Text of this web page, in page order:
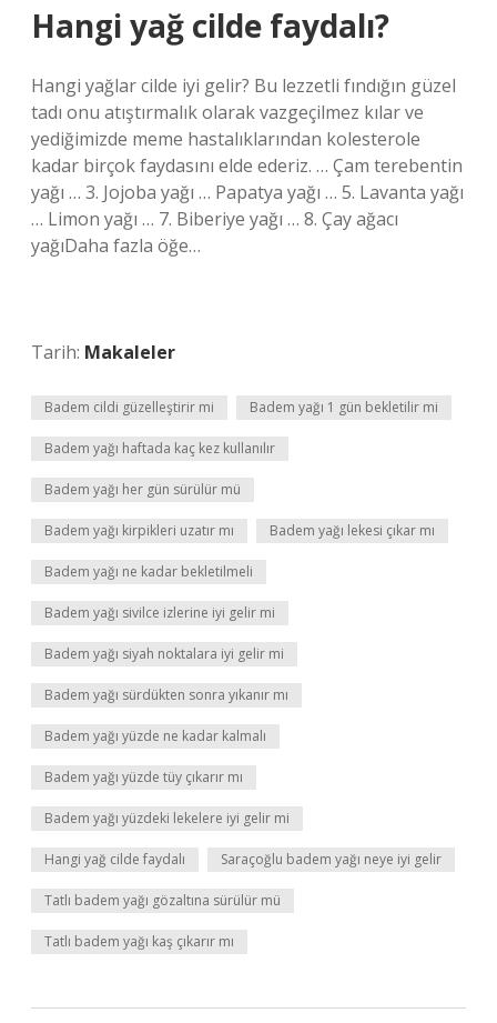
Hangi yağ cilde faydalı?
Hangi yağlar cilde iyi gelir? Bu lezzetli fındığın güzel
tadı onu atıştırmalık olarak vazgeçilmez kılar ve
yediğimizde meme hastalıklarından kolesterole
kadar birçok faydasını elde ederiz. … Çam terebentin
yağı … 3. Jojoba yağı … Papatya yağı … 5. Lavanta yağı
… Limon yağı … 7. Biberiye yağı … 8. Çay ağacı
yağıDaha fazla öğe…
Tarih: Makaleler
Badem cildi güzelleştirir mi Badem yağı 1 gün bekletilir mi
Badem yağı haftada kaç kez kullanılır
Badem yağı her gün sürülür mü
Badem yağı kirpikleri uzatır mı Badem yağı lekesi çıkar mı
Badem yağı ne kadar bekletilmeli
Badem yağı sivilce izlerine iyi gelir mi
Badem yağı siyah noktalara iyi gelir mi
Badem yağı sürdükten sonra yıkanır mı
Badem yağı yüzde ne kadar kalmalı
Badem yağı yüzde tüy çıkarır mı
Badem yağı yüzdeki lekelere iyi gelir mi
Hangi yağ cilde faydalı Saraçoğlu badem yağı neye iyi gelir
Tatlı badem yağı gözaltına sürülür mü
Tatlı badem yağı kaş çıkarır mı